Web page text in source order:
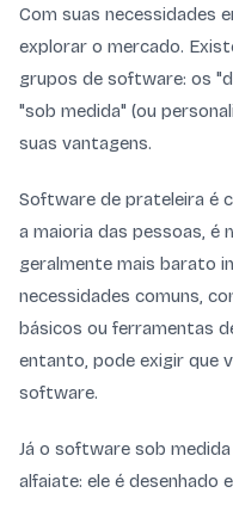
Com suas necessidades
explorar o mercado.
grupos de software: os
"sob medida" (ou
suas vantagens.
Software de prateleira é
a maioria das pessoas, é
geralmente mais barato
necessidades comuns,
básicos ou ferramentas
entanto, pode exigir que
software.
Já o software sob
alfaiate: ele é desenhado